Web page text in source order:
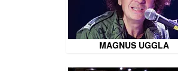
MAGNUS UGGLA